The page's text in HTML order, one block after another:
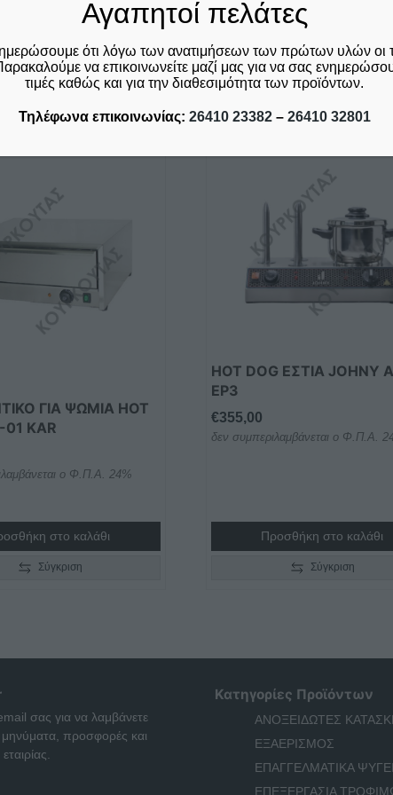
Σχετικά προϊόντα
ΓΙΑ ΨΩΜΙΑ HOT
01 KAR
ο Φ.Π.Α. 24%
στο καλάθι
Σύγκριση
HOT DOG ΕΣΤΙΑ JOHNY
EP3
€355,00
δεν συμπεριλαμβάνεται ο Φ.Π.Α.
Προσθήκη στο καλάθι
Σύγκριση
σας για να λαμβάνετε
μηνύματα, προσφορές και
Κατηγορίες Προϊόντων
ΑΝΟΞΕΙΔΩΤΕΣ
ΕΞΑΕΡΙΣΜΟΣ
ΕΠΑΓΓΕΛΜΑΤΙΚΑ
ΕΠΕΞΕΡΓΑΣΙΑ
Αγαπητοί πελάτες
ότι λόγω των ανατιμήσεων των πρώτων υλών οι
να επικοινωνείτε μαζί μας για να σας
τιμές καθώς και για την διαθεσιμότητα των προϊόντων.
Τηλέφωνα επικοινωνίας: 26410 23382– 26410 32801